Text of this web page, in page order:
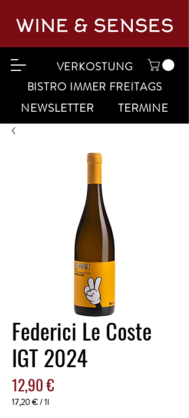
VERKOSTUNG
BISTRO IMMER FREITAGS
NEWSLETTER TERMINE
Federici Le Coste
IGT 2024
12,90 €Preis
17,20 €/1l